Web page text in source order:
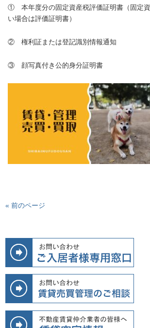
① 本年度分の固定資産税評価証明書（固定
い場合は評価証明書）
② 権利証または登記識別情報通知
③ 顔写真付き公的身分証明書
« 前のページ